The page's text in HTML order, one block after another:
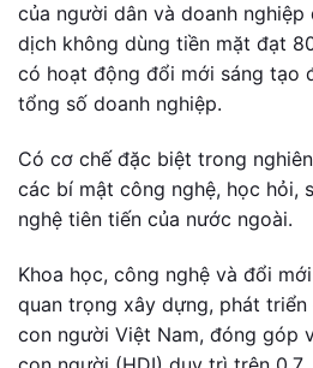
của người dân và doanh nghiệp
dịch không dùng tiền mặt đạt
có hoạt động đổi mới sáng tạo
tổng số doanh nghiệp.
Có cơ chế đặc biệt trong
các bí mật công nghệ, học hỏi,
nghệ tiên tiến của nước ngoài.
Khoa học, công nghệ và đổi
quan trọng xây dựng, phát
con người Việt Nam, đóng góp